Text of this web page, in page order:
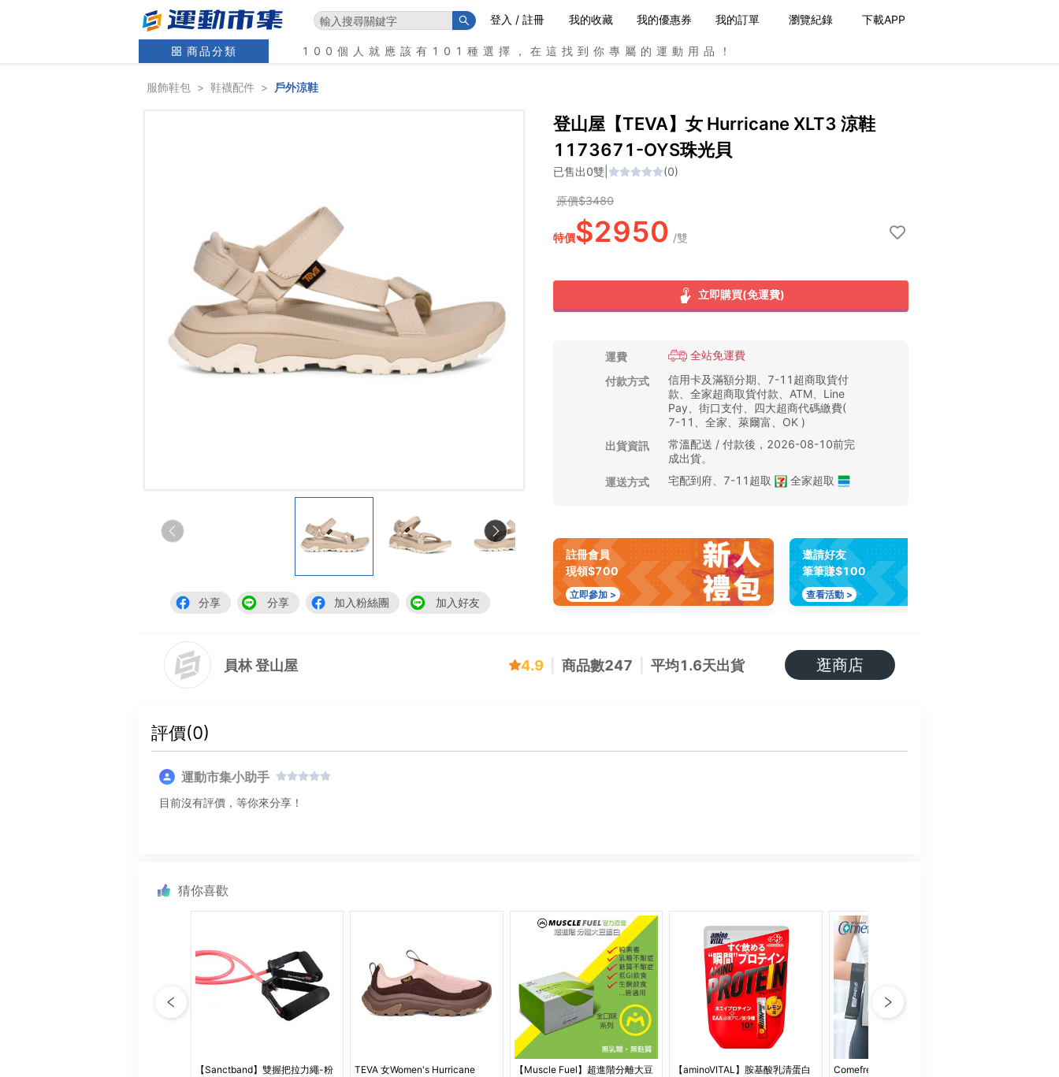
登入 / 註冊 我的收藏 我的優惠券 我的訂單 瀏覽紀錄 下載APP
商品分類 100個人就應該有101種選擇，在這找到你專屬的運動用品！
服飾鞋包 > 鞋襪配件 > 戶外涼鞋
分享 分享 加入粉絲團 加入好友
登山屋【TEVA】女 Hurricane XLT3 涼鞋
1173671-OYS珠光貝
已售出0雙 (0)
原價$3480
特價$2950 /雙
立即購買(免運費)
運費
全站免運費
付款方式
信用卡及滿額分期、7-11超商取貨付
款、全家超商取貨付款、ATM、Line
Pay、街口支付、四大超商代碼繳費(
7-11、全家、萊爾富、OK )
出貨資訊
常溫配送 / 付款後，2026-08-10前完
成出貨。
運送方式
宅配到府、 7-11超取 全家超取
註冊會員
現領$700
立即參加 >
邀請好友
筆筆賺$100
查看活動 >
員林 登山屋 4.9 商品數247 平均1.6天出貨 逛商店
評價(0)
運動市集小助手
目前沒有評價，等你來分享！
猜你喜歡
【Sanctband】雙握把拉力繩-粉
TEVA 女Women's Hurricane
【Muscle Fuel】超進階分離大豆
【aminoVITAL】胺基酸乳清蛋白
Comefree肌力鍛鍊圈